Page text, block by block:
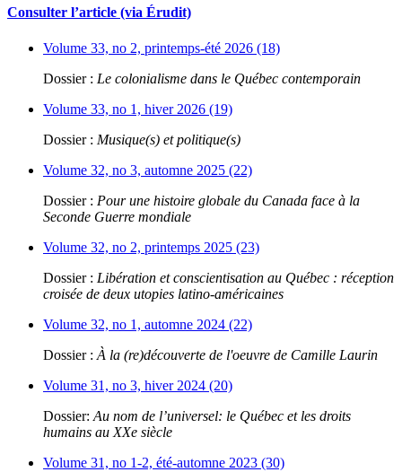
Consulter l’article (via Érudit)
Volume 33, no 2, printemps-été 2026 (18)
Dossier : Le colonialisme dans le Québec contemporain
Volume 33, no 1, hiver 2026 (19)
Dossier : Musique(s) et politique(s)
Volume 32, no 3, automne 2025 (22)
Dossier : Pour une histoire globale du Canada face à la
Seconde Guerre mondiale
Volume 32, no 2, printemps 2025 (23)
Dossier : Libération et conscientisation au Québec : réception
croisée de deux utopies latino-américaines
Volume 32, no 1, automne 2024 (22)
Dossier : À la (re)découverte de l'oeuvre de Camille Laurin
Volume 31, no 3, hiver 2024 (20)
Dossier: Au nom de l’universel: le Québec et les droits
humains au XXe siècle
Volume 31, no 1-2, été-automne 2023 (30)